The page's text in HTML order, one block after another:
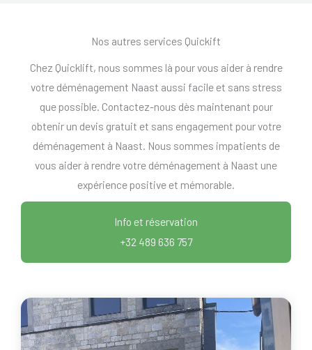
Nos autres services Quickift
Chez Quicklift, nous sommes là pour vous aider à rendre
votre déménagement Naast aussi facile et sans stress
que possible. Contactez-nous dès maintenant pour
obtenir un devis gratuit et sans engagement pour votre
déménagement à Naast. Nous sommes impatients de
vous aider à rendre votre déménagement à Naast une
expérience positive et mémorable.
Info et réservation
+32 489 636 757